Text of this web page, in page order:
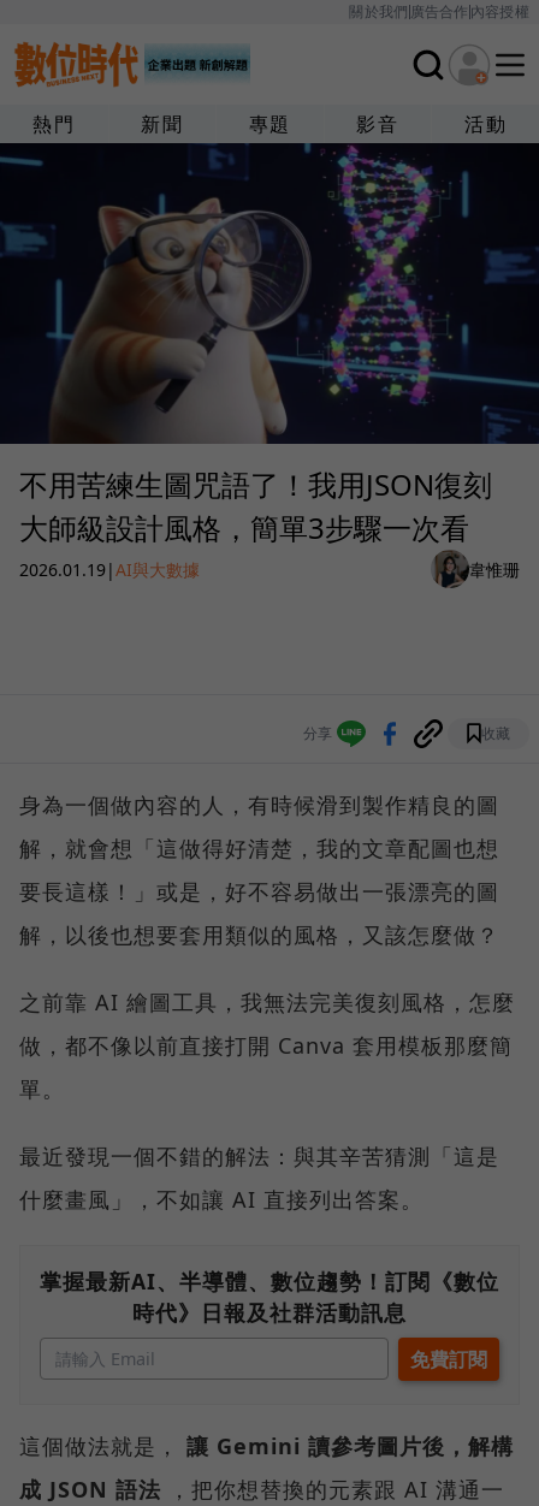
關於我們廣告合作內容授權
熱門 新聞 專題 影音 活動
不用苦練生圖咒語了！我用JSON復刻
大師級設計風格，簡單3步驟一次看
2026.01.19|AI與大數據 韋惟珊
分享 收藏
身為一個做內容的人，有時候滑到製作精良的圖
解，就會想「這做得好清楚，我的文章配圖也想
要長這樣！」或是，好不容易做出一張漂亮的圖
解，以後也想要套用類似的風格，又該怎麼做？
之前靠 AI 繪圖工具，我無法完美復刻風格，怎麼
做，都不像以前直接打開 Canva 套用模板那麼簡
單。
最近發現一個不錯的解法：與其辛苦猜測「這是
什麼畫風」，不如讓 AI 直接列出答案。
掌握最新AI、半導體、數位趨勢！訂閱《數位
時代》日報及社群活動訊息
這個做法就是， 讓 Gemini 讀參考圖片後，解構
成 JSON 語法 ，把你想替換的元素跟 AI 溝通一